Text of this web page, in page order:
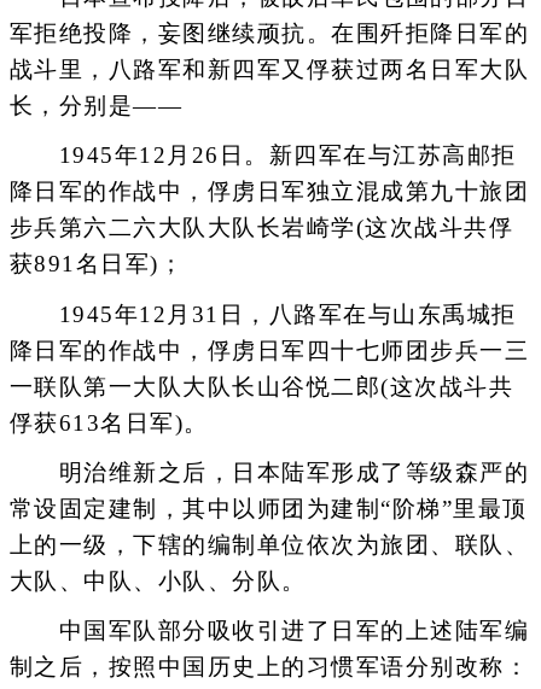
军拒绝投降，妄图继续顽抗。在围歼拒降日军的
战斗里，八路军和新四军又俘获过两名日军大队
长，分别是——
1945年12月26日。新四军在与江苏高邮拒
降日军的作战中，俘虏日军独立混成第九十旅团
步兵第六二六大队大队长岩崎学(这次战斗共俘
获891名日军)；
1945年12月31日，八路军在与山东禹城拒
降日军的作战中，俘虏日军四十七师团步兵一三
一联队第一大队大队长山谷悦二郎(这次战斗共
俘获613名日军)。
明治维新之后，日本陆军形成了等级森严的
常设固定建制，其中以师团为建制“阶梯”里最顶
上的一级，下辖的编制单位依次为旅团、联队、
大队、中队、小队、分队。
中国军队部分吸收引进了日军的上述陆军编
制之后，按照中国历史上的习惯军语分别改称：